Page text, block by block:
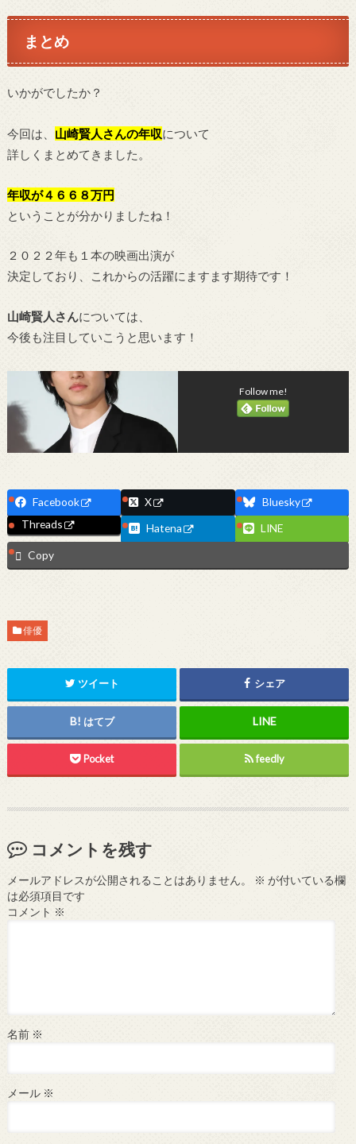
まとめ
いかがでしたか？
今回は、 山崎賢人 さんの年収について
詳しくまとめてきました。
年収が４６６８万円
ということが分かりましたね！
２０２２年も１本の映画出演が
決定しており、これからの活躍にますます期待です！
山崎賢人さんについては、
今後も注目していこうと思います！
Follow me!
Facebook X
Bluesky
Threads
Hatena
LINE
Copy
俳優
ツイート シェア
はてブ
Pocket feedly
コメントを残す
メールアドレスが公開されることはありません。 ※ が付いている欄
は必須項目です
コメント ※
名前 ※
メール ※